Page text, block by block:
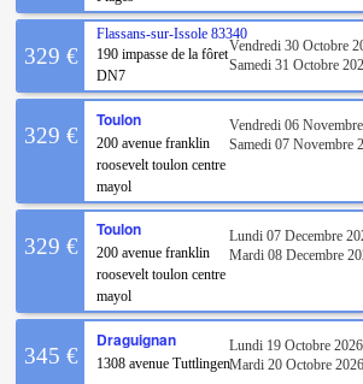
329 €
Flassans-sur-Issole 83340
190 impasse de la fôret
DN7
Vendredi 30 Octobre
Samedi 31 Octobre
329 €
Toulon
200 avenue franklin
roosevelt toulon centre
mayol
Vendredi 06
Samedi 07 Novembre
329 €
Toulon
200 avenue franklin
roosevelt toulon centre
mayol
Lundi 07 Decembre
Mardi 08 Decembre
345 €
Draguignan
1308 avenue Tuttlingen
Lundi 19 Octobre 2026
Mardi 20 Octobre 2026